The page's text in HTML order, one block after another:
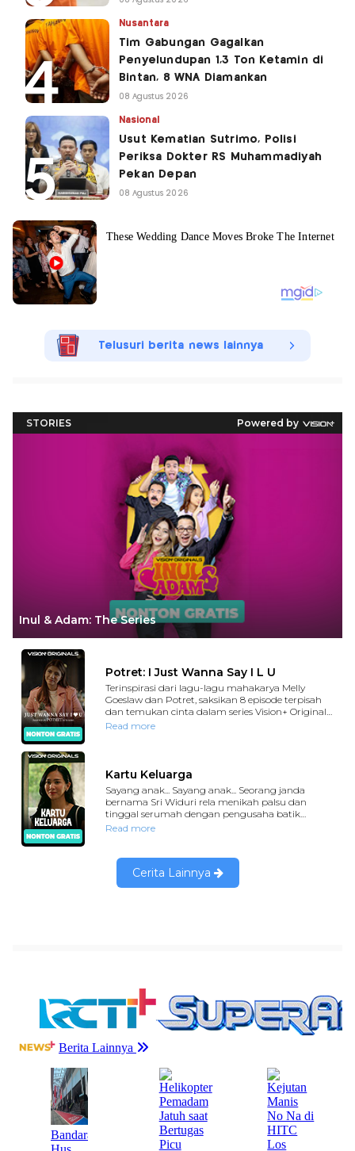
Nusantara
Tim Gabungan Gagalkan
Penyelundupan 1,3 Ton Ketamin di
Bintan, 8 WNA Diamankan
08 Agustus 2026
Nasional
Usut Kematian Sutrimo, Polisi
Periksa Dokter RS Muhammadiyah
Pekan Depan
08 Agustus 2026
Telusuri berita news lainnya